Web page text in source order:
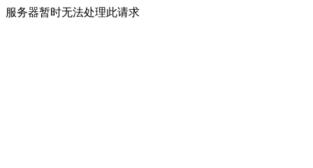
服务器暂时无法处理此请求